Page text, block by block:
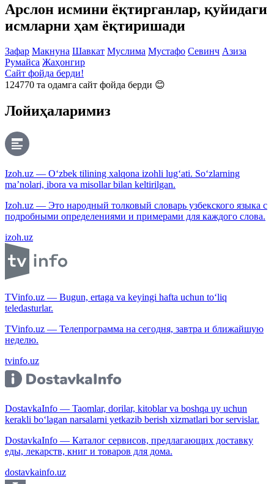
Арслон исмини ёқтирганлар, қуйидаги
исмларни ҳам ёқтиришади
Зафар Макнуна Шавкат Муслима Мустафо Севинч Азиза
Румайса Жаҳонгир
Сайт фойда берди!
124770 та одамга сайт фойда берди 😊
Лойиҳаларимиз
Izoh.uz — O‘zbek tilining xalqona izohli lug‘ati. So‘zlarning
ma’nolari, ibora va misollar bilan keltirilgan.
Izoh.uz — Это народный толковый словарь узбекского языка с
подробными определениями и примерами для каждого слова.
izoh.uz
TVinfo.uz — Bugun, ertaga va keyingi hafta uchun to‘liq
teledasturlar.
TVinfo.uz — Телепрограмма на сегодня, завтра и ближайшую
неделю.
tvinfo.uz
DostavkaInfo — Taomlar, dorilar, kitoblar va boshqa uy uchun
kerakli bo‘lagan narsalarni yetkazib berish xizmatlari bor servislar.
DostavkaInfo — Каталог сервисов, предлагающих доставку
еды, лекарств, книг и товаров для дома.
dostavkainfo.uz